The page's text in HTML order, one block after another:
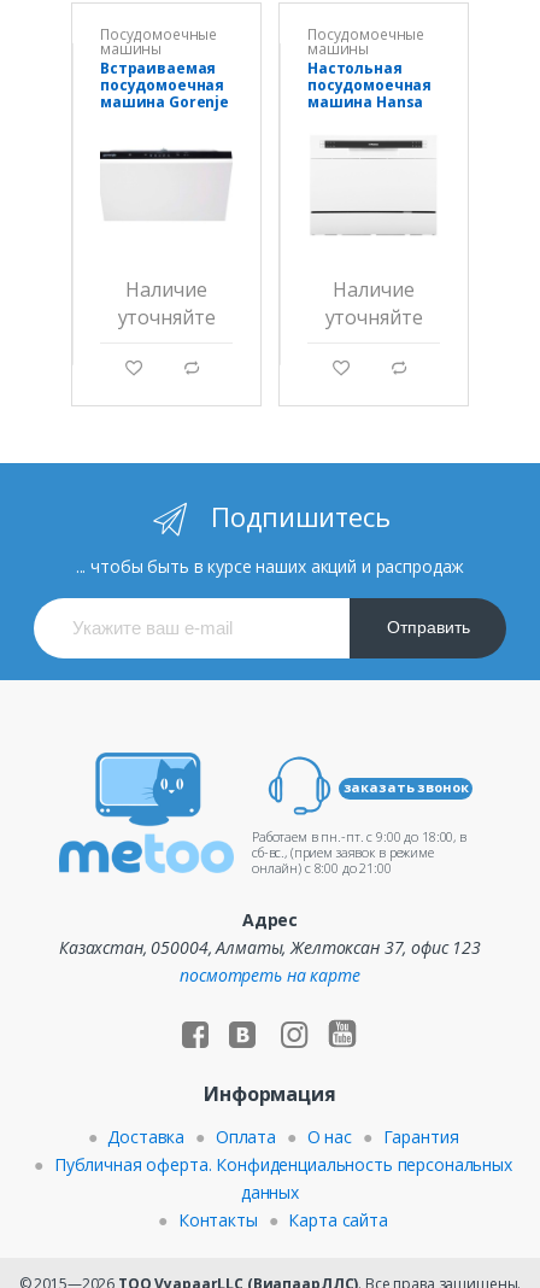
Посудомоечные
машины
Встраиваемая
посудомоечная
машина Gorenje
Наличие
уточняйте
g d
Посудомоечные
машины
Настольная
посудомоечная
машина Hansa
Наличие
уточняйте
g d
Подпишитесь
... чтобы быть в курсе наших акций и распродаж
Отправить
заказать звонок
Работаем в пн.-пт. c 9:00 до 18:00, в
сб-вс., (прием заявок в режиме
онлайн) c 8:00 до 21:00
Адрес
Казахстан, 050004, Алматы, Желтоксан 37, офис 123
посмотреть на карте
Информация
Доставка Оплата О нас
Гарантия
Публичная оферта. Конфиденциальность персональных
данных
Контакты
Карта сайта
© 2015—2026 ТОО VyapaarLLC (ВиапаарЛЛС). Все права защищены.